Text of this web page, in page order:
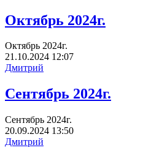
Октябрь 2024г.
Октябрь 2024г.
21.10.2024 12:07
Дмитрий
Сентябрь 2024г.
Сентябрь 2024г.
20.09.2024 13:50
Дмитрий